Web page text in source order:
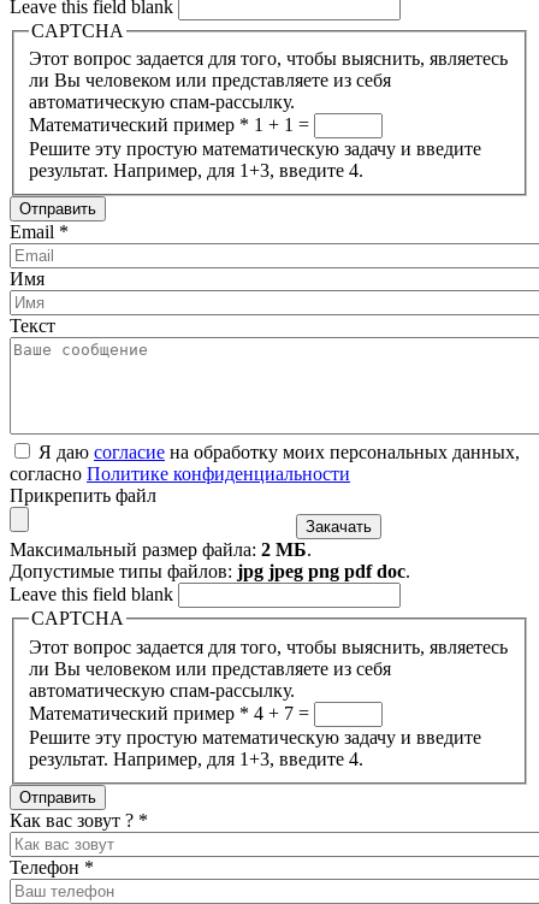
Leave this field blank
CAPTCHA
Этот вопрос задается для того, чтобы выяснить, являетесь
ли Вы человеком или представляете из себя
автоматическую спам-рассылку.
Математический пример * 1 + 1 =
Решите эту простую математическую задачу и введите
результат. Например, для 1+3, введите 4.
Email *
Имя
Текст
Я даю согласие на обработку моих персональных данных,
согласно Политике конфиденциальности
Прикрепить файл
Максимальный размер файла: 2 МБ.
Допустимые типы файлов: jpg jpeg png pdf doc.
Leave this field blank
CAPTCHA
Этот вопрос задается для того, чтобы выяснить, являетесь
ли Вы человеком или представляете из себя
автоматическую спам-рассылку.
Математический пример * 4 + 7 =
Решите эту простую математическую задачу и введите
результат. Например, для 1+3, введите 4.
Как вас зовут ? *
Телефон *